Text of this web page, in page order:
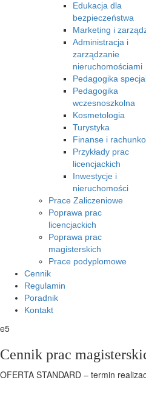
Edukacja dla
bezpieczeństwa
Marketing i
Administracja i
zarządzanie
nieruchomościami
Pedagogika
Pedagogika
wczesnoszkolna
Kosmetologia
Turystyka
Finanse i
Przykłady prac
licencjackich
Inwestycje i
nieruchomości
Prace Zaliczeniowe
Poprawa prac
licencjackich
Poprawa prac
magisterskich
Prace podyplomowe
Cennik
Regulamin
Poradnik
Kontakt
e5
Cennik prac
OFERTA STANDARD – termin